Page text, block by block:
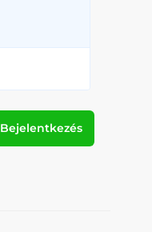
Bejelentkezés